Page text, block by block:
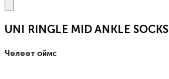
UNI RINGLE MID ANKLE SOCKS
Чөлөөт оймс